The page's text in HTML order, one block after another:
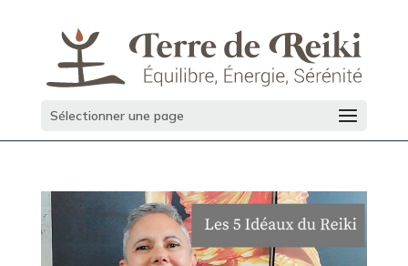
Sélectionner une page